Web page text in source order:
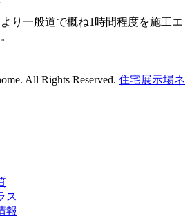
り一般道で概ね1時間程度を施工エ
All Rights Reserved. 住宅展示場ネ
ス
報